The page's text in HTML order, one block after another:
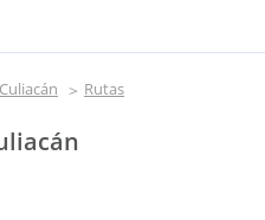
Culiacán Rutas